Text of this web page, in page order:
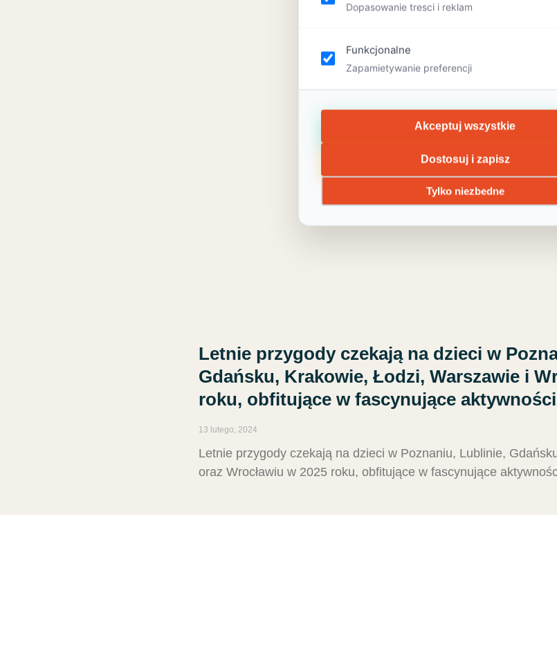
Letnie przygody czekają na dzieci w
Gdańsku, Krakowie, Łodzi, Warszawie i
roku, obfitujące w fascynujące aktywności
13 lutego, 2024
Letnie przygody czekają na dzieci w Poznaniu, Lublinie,
oraz Wrocławiu w 2025 roku, obfitujące w fascynujące
Dopasowanie tresci i reklam
Funkcjonalne
Zapamietywanie preferencji
Akceptuj wszystkie
Dostosuj i zapisz
Tylko niezbedne